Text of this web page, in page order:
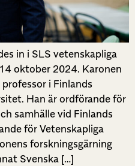
in i SLS vetenskapliga
oktober 2024. Karonen
i Finlands
Han är ordförande för
samhälle vid Finlands
för Vetenskapliga
forskningsgärning
Svenska […]